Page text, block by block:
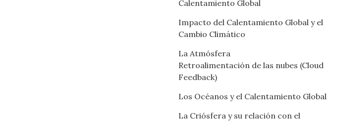
Calentamiento Global
Impacto del Calentamiento Global y el
Cambio Climático
La Atmósfera
Retroalimentación de las nubes (Cloud
Feedback)
Los Océanos y el Calentamiento Global
La Criósfera y su relación con el